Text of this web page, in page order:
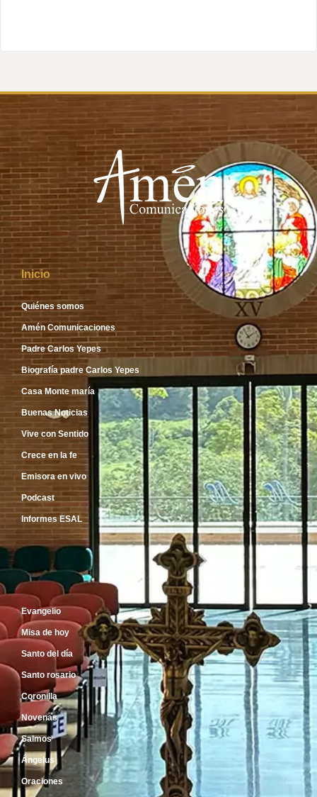
Inicio
Quiénes somos
Amén Comunicaciones
Padre Carlos Yepes
Biografía padre Carlos Yepes
Casa Monte maría
Buenas Noticias
Vive con Sentido
Crece en la fe
Emisora en vivo
Podcast
Informes ESAL
Inicio
Evangelio
Misa de hoy
Santo del día
Santo rosario
Coronilla
Novenas
Salmos
Ángelus
Oraciones